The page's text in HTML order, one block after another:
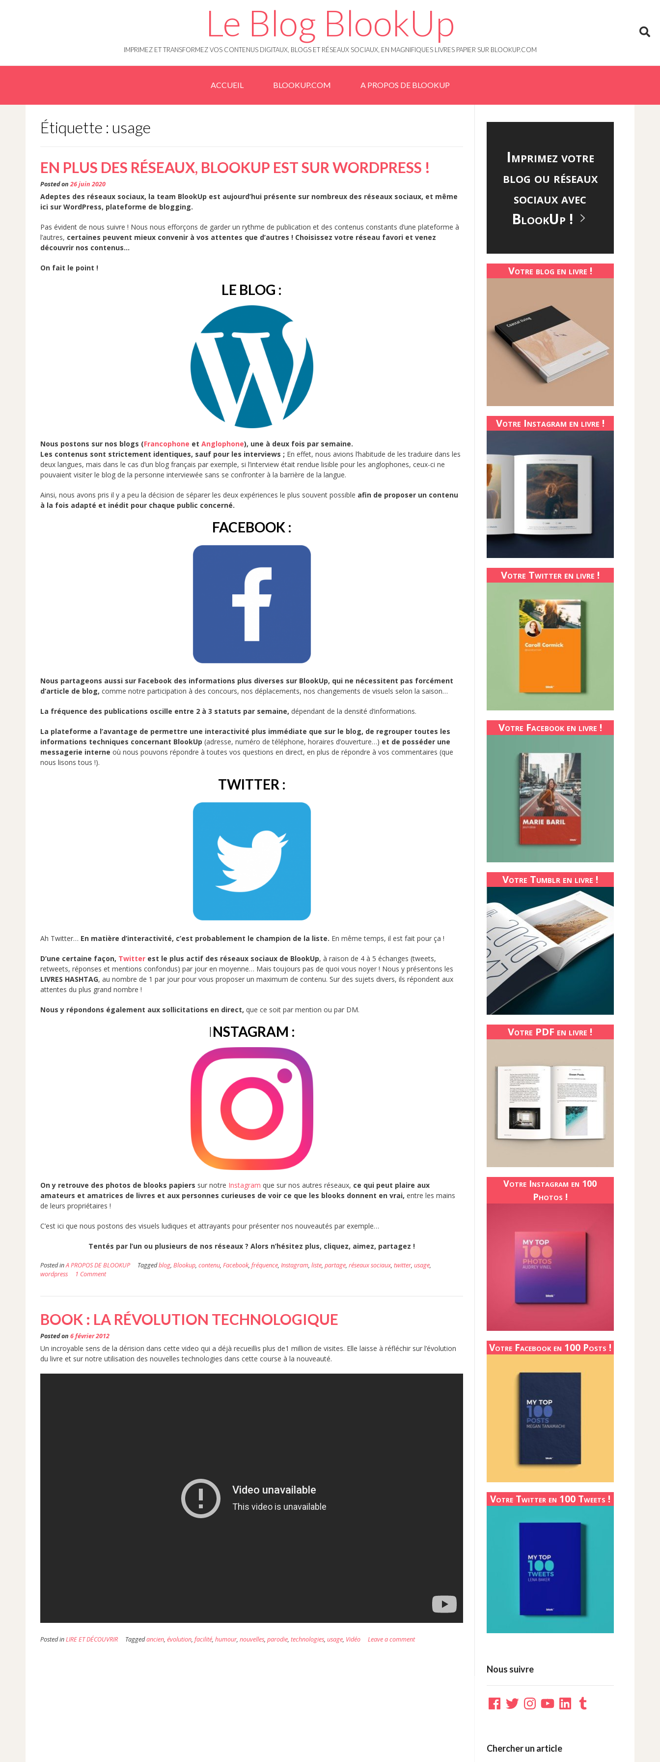
Le Blog BlookUp
IMPRIMEZ ET TRANSFORMEZ VOS CONTENUS DIGITAUX, BLOGS ET RÉSEAUX SOCIAUX, EN MAGNIFIQUES LIVRES PAPIER SUR BLOOKUP.COM
ACCUEIL BLOOKUP.COM A PROPOS DE BLOOKUP
Étiquette : usage
EN PLUS DES RÉSEAUX, BLOOKUP EST SUR WORDPRESS !
Posted on26 juin 2020
Adeptes des réseaux sociaux, la team BlookUp est aujourd’hui présente sur nombreux des réseaux sociaux, et même
ici sur WordPress, plateforme de blogging.
Pas évident de nous suivre ! Nous nous efforçons de garder un rythme de publication et des contenus constants d’une plateforme à
l’autres, certaines peuvent mieux convenir à vos attentes que d’autres ! Choisissez votre réseau favori et venez
découvrir nos contenus…
On fait le point !
LE BLOG :
Nous postons sur nos blogs (Francophone et Anglophone), une à deux fois par semaine.
Les contenus sont strictement identiques, sauf pour les interviews ; En effet, nous avions l’habitude de les traduire dans les
deux langues, mais dans le cas d’un blog français par exemple, si l’interview était rendue lisible pour les anglophones, ceux-ci ne
pouvaient visiter le blog de la personne interviewée sans se confronter à la barrière de la langue.
Ainsi, nous avons pris il y a peu la décision de séparer les deux expériences le plus souvent possible afin de proposer un contenu
à la fois adapté et inédit pour chaque public concerné.
FACEBOOK :
Nous partageons aussi sur Facebook des informations plus diverses sur BlookUp, qui ne nécessitent pas forcément
d’article de blog, comme notre participation à des concours, nos déplacements, nos changements de visuels selon la saison…
La fréquence des publications oscille entre 2 à 3 statuts par semaine, dépendant de la densité d’informations.
La plateforme a l’avantage de permettre une interactivité plus immédiate que sur le blog, de regrouper toutes les
informations techniques concernant BlookUp (adresse, numéro de téléphone, horaires d’ouverture…) et de posséder une
messagerie interne où nous pouvons répondre à toutes vos questions en direct, en plus de répondre à vos commentaires (que
nous lisons tous !).
TWITTER :
Ah Twitter… En matière d’interactivité, c’est probablement le champion de la liste. En même temps, il est fait pour ça !
D’une certaine façon, Twitter est le plus actif des réseaux sociaux de BlookUp, à raison de 4 à 5 échanges (tweets,
retweets, réponses et mentions confondus) par jour en moyenne… Mais toujours pas de quoi vous noyer ! Nous y présentons les
LIVRES HASHTAG, au nombre de 1 par jour pour vous proposer un maximum de contenu. Sur des sujets divers, ils répondent aux
attentes du plus grand nombre !
Nous y répondons également aux sollicitations en direct, que ce soit par mention ou par DM.
INSTAGRAM :
On y retrouve des photos de blooks papiers sur notre Instagram que sur nos autres réseaux, ce qui peut plaire aux
amateurs et amatrices de livres et aux personnes curieuses de voir ce que les blooks donnent en vrai, entre les mains
de leurs propriétaires !
C’est ici que nous postons des visuels ludiques et attrayants pour présenter nos nouveautés par exemple…
Tentés par l’un ou plusieurs de nos réseaux ? Alors n’hésitez plus, cliquez, aimez, partagez !
Posted inA PROPOS DE BLOOKUP Taggedblog, Blookup, contenu, Facebook, fréquence, Instagram, liste, partage, réseaux sociaux, twitter, usage,
wordpress
1 Comment
BOOK : LA RÉVOLUTION TECHNOLOGIQUE
Posted on 6 février 2012
Un incroyable sens de la dérision dans cette video qui a déjà recueillis plus de1 million de visites. Elle laisse à réfléchir sur l’évolution
du livre et sur notre utilisation des nouvelles technologies dans cette course à la nouveauté.
Posted inLIRE ET DÉCOUVRIR Taggedancien, évolution, facilité, humour, nouvelles, parodie, technologies, usage, Vidéo Leave a comment
Imprimez votre
blog ou réseaux
sociaux avec
BlookUp !
Votre blog en livre !
Votre Instagram en livre !
Votre Twitter en livre !
Votre Facebook en livre !
Votre Tumblr en livre !
Votre PDF en livre !
Votre Instagram en 100
Photos !
Votre Facebook en 100 Posts !
Votre Twitter en 100 Tweets !
Nous suivre
Facebook
TwitterInstagramYouTubeLinkedInTumblr
Chercher un article